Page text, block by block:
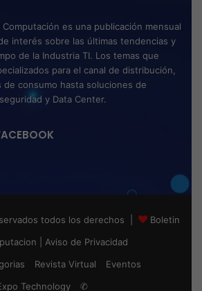
es una publicación mensual
interés sobre las últimas tendencias y
de la Industria TI. Los temas que
para el canal de distribución,
de consumo hasta soluciones de
y Data Center.
todos los derechos |
Boletin
Aviso de Privacidad
Revista Virtual
Eventos
Technology
✆